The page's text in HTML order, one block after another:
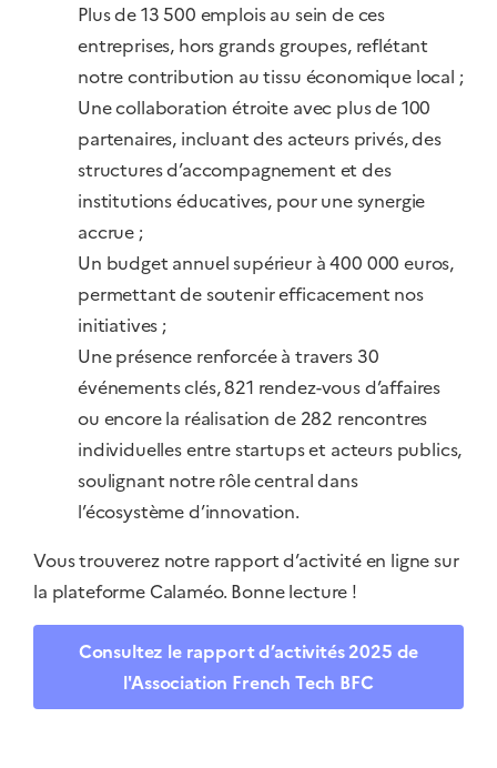
Plus de 13 500 emplois au sein de ces
entreprises, hors grands groupes, reflétant
notre contribution au tissu économique local ;
Une collaboration étroite avec plus de 100
partenaires, incluant des acteurs privés, des
structures d’accompagnement et des
institutions éducatives, pour une synergie
accrue ;
Un budget annuel supérieur à 400 000 euros,
permettant de soutenir efficacement nos
initiatives ;
Une présence renforcée à travers 30
événements clés, 821 rendez-vous d’affaires
ou encore la réalisation de 282 rencontres
individuelles entre startups et acteurs publics,
soulignant notre rôle central dans
l’écosystème d’innovation.
Vous trouverez notre rapport d’activité en ligne sur
la plateforme Calaméo. Bonne lecture !
Consultez le rapport d’activités 2025 de
l'Association French Tech BFC